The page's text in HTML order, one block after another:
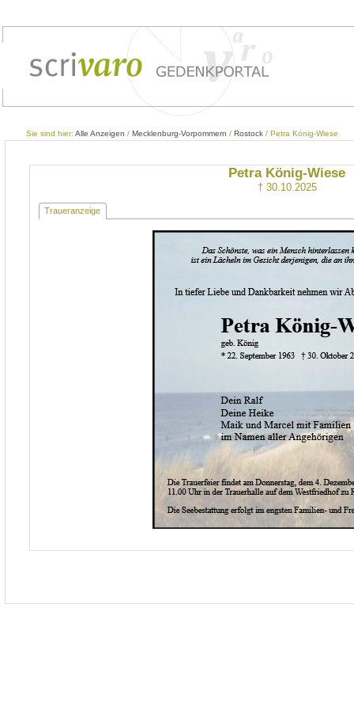
Sie sind hier: Alle Anzeigen / Mecklenburg-Vorpommern / Rostock / Petra König-Wiese
Petra König-Wiese
† 30.10.2025
Traueranzeige